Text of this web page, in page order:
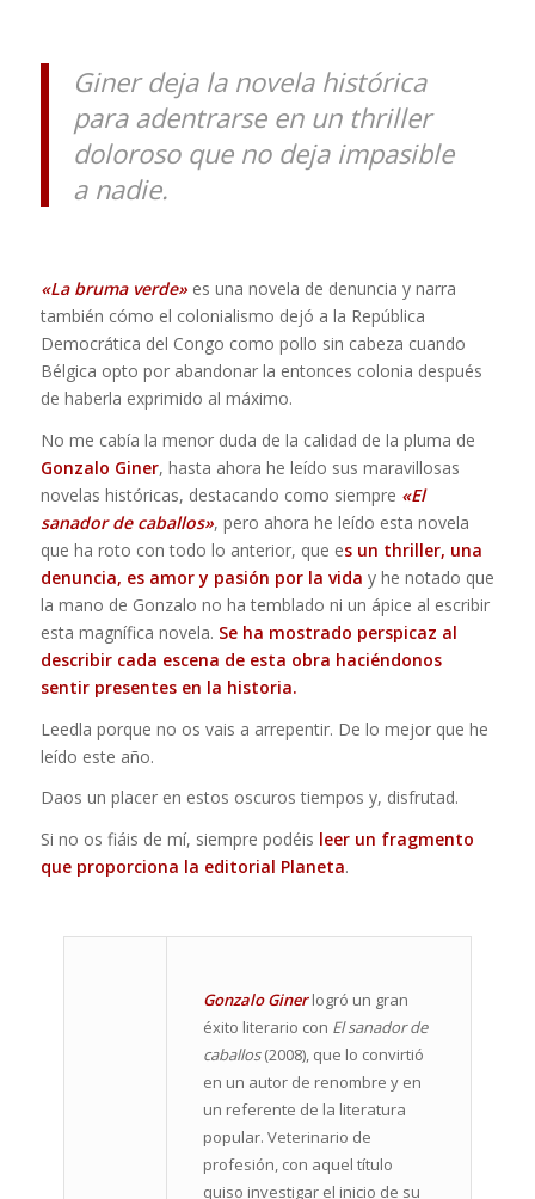
Giner deja la novela histórica
para adentrarse en un thriller
doloroso que no deja impasible
a nadie.
«La bruma verde»es una novela de denuncia y narra
también cómo el colonialismo dejó a la República
Democrática del Congo como pollo sin cabeza cuando
Bélgica opto por abandonar la entonces colonia después
de haberla exprimido al máximo.
No me cabía la menor duda de la calidad de la pluma de
Gonzalo Giner, hasta ahora he leído sus maravillosas
novelas históricas, destacando como siempre «El
sanador de caballos», pero ahora he leído esta novela
que ha roto con todo lo anterior, que es un thriller, una
denuncia, es amor y pasión por la vida y he notado que
la mano de Gonzalo no ha temblado ni un ápice al escribir
esta magnífica novela. Se ha mostrado perspicaz al
describir cada escena de esta obra haciéndonos
sentir presentes en la historia.
Leedla porque no os vais a arrepentir. De lo mejor que he
leído este año.
Daos un placer en estos oscuros tiempos y, disfrutad.
Si no os fiáis de mí, siempre podéis leer un fragmento
que proporciona la editorial Planeta.
Gonzalo Ginerlogró un gran
éxito literario con El sanador de
caballos(2008), que lo convirtió
en un autor de renombre y en
un referente de la literatura
popular. Veterinario de
profesión, con aquel título
quiso investigar el inicio de su